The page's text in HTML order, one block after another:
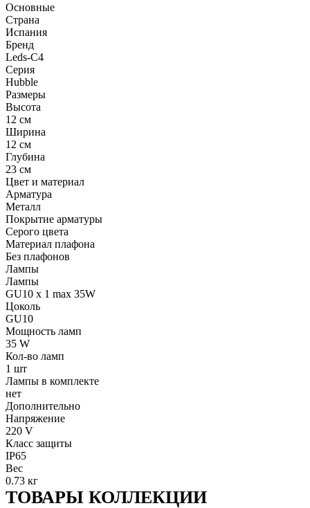
Основные
Страна
Испания
Бренд
Leds-C4
Серия
Hubble
Размеры
Высота
12 см
Ширина
12 см
Глубина
23 см
Цвет и материал
Арматура
Металл
Покрытие арматуры
Серого цвета
Материал плафона
Без плафонов
Лампы
Лампы
GU10 x 1 max 35W
Цоколь
GU10
Мощность ламп
35 W
Кол-во ламп
1 шт
Лампы в комплекте
нет
Дополнительно
Напряжение
220 V
Класс защиты
IP65
Вес
0.73 кг
ТОВАРЫ КОЛЛЕКЦИИ